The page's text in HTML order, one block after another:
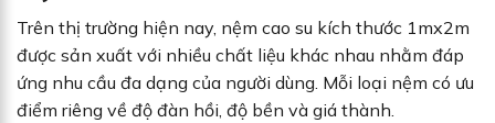
Trên thị trường hiện nay, nệm cao su kích thước 1mx2m
được sản xuất với nhiều chất liệu khác nhau nhằm đáp
ứng nhu cầu đa dạng của người dùng. Mỗi loại nệm có ưu
điểm riêng về độ đàn hồi, độ bền và giá thành.